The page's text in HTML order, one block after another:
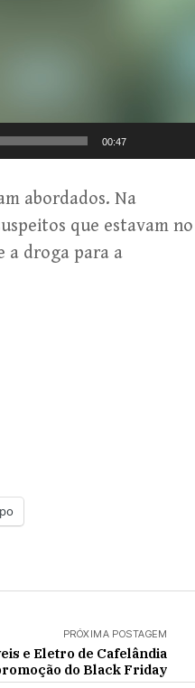
00:47
abordados. Na
que estavam no
a droga para a
PRÓXIMA POSTAGEM
e Eletro de Cafelândia
do Black Friday